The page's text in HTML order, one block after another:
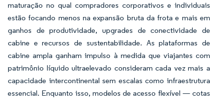
maturação no qual compradores corporativos e individuais
estão focando menos na expansão bruta da frota e mais em
ganhos de produtividade, upgrades de conectividade de
cabine e recursos de sustentabilidade. As plataformas de
cabine ampla ganham impulso à medida que viajantes com
patrimônio líquido ultraelevado consideram cada vez mais a
capacidade intercontinental sem escalas como infraestrutura
essencial. Enquanto isso, modelos de acesso flexível — cotas